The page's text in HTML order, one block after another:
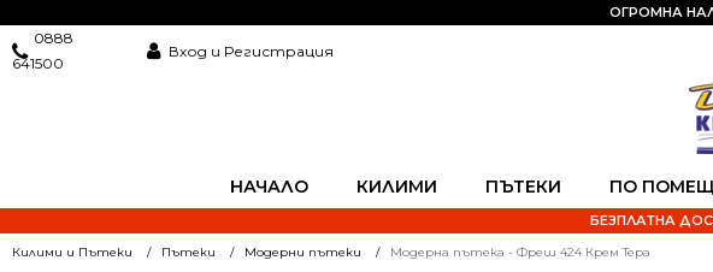
НАЧАЛО КИЛИМИ ПЪТЕКИ ПО
0888
641500
Вход и Регистрация
ОГРОМНА
БЕЗПЛАТНА
Килими и Пътеки Пътеки Модерни пътеки Модерна пътека - Фреш 424 Крем Тера